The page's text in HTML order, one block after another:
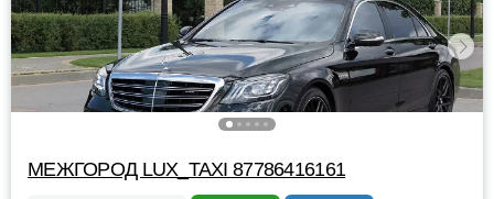
МЕЖГОРОД LUX_TAXI 87786416161